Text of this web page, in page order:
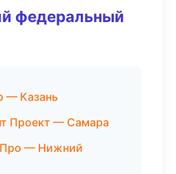
федеральный
— Казань
Проект — Самара
— Нижний